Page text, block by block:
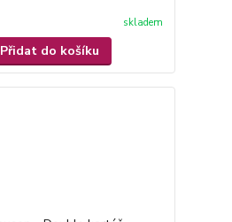
skladem
Přidat do košíku